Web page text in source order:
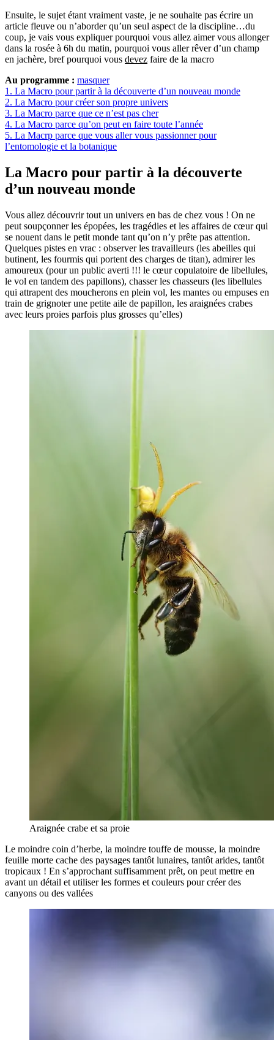
Ensuite, le sujet étant vraiment vaste, je ne souhaite pas écrire un
article fleuve ou n’aborder qu’un seul aspect de la discipline…du
coup, je vais vous expliquer pourquoi vous allez aimer vous allonger
dans la rosée à 6h du matin, pourquoi vous aller rêver d’un champ
en jachère, bref pourquoi vous devez faire de la macro
Au programme : masquer
1. La Macro pour partir à la découverte d’un nouveau monde
2. La Macro pour créer son propre univers
3. La Macro parce que ce n’est pas cher
4. La Macro parce qu’on peut en faire toute l’année
5. La Macrp parce que vous aller vous passionner pour
l’entomologie et la botanique
La Macro pour partir à la découverte
d’un nouveau monde
Vous allez découvrir tout un univers en bas de chez vous ! On ne
peut soupçonner les épopées, les tragédies et les affaires de cœur qui
se nouent dans le petit monde tant qu’on n’y prête pas attention.
Quelques pistes en vrac : observer les travailleurs (les abeilles qui
butinent, les fourmis qui portent des charges de titan), admirer les
amoureux (pour un public averti !!! le cœur copulatoire de libellules,
le vol en tandem des papillons), chasser les chasseurs (les libellules
qui attrapent des moucherons en plein vol, les mantes ou empuses en
train de grignoter une petite aile de papillon, les araignées crabes
avec leurs proies parfois plus grosses qu’elles)
Araignée crabe et sa proie
Le moindre coin d’herbe, la moindre touffe de mousse, la moindre
feuille morte cache des paysages tantôt lunaires, tantôt arides, tantôt
tropicaux ! En s’approchant suffisamment prêt, on peut mettre en
avant un détail et utiliser les formes et couleurs pour créer des
canyons ou des vallées